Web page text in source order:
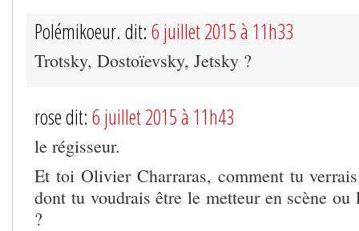
Polémikoeur. dit: 6 juillet 2015 à 11h33
Trotsky, Dostoïevsky, Jetsky ?
rose dit: 6 juillet 2015 à 11h43
le régisseur.
Et toi Olivier Charraras, comment tu
dont tu voudrais être le metteur en scène ou
?